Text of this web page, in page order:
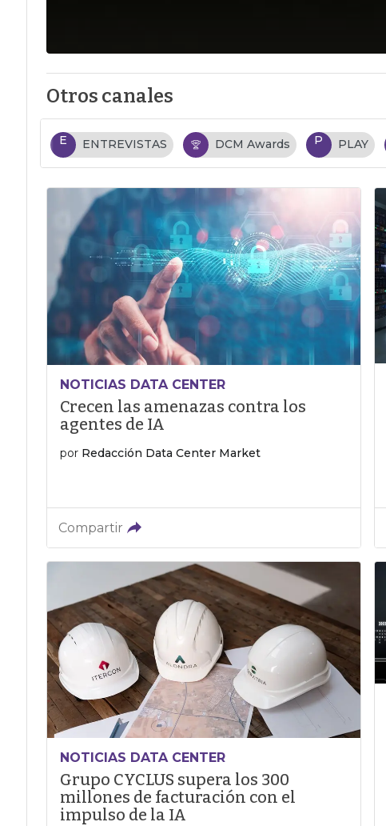
Otros canales
E ENTREVISTAS DCM Awards P PLAY
NOTICIAS DATA CENTER
Crecen las amenazas contra los
agentes de IA
por Redacción Data Center Market
Compartir
NOTICIAS DATA CENTER
Grupo CYCLUS supera los 300
millones de facturación con el
impulso de la IA